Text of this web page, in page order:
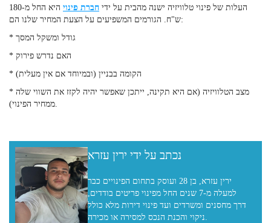
העלות של פינוי טלוויזיה ישנה מהבית על ידי חברת פינוי
היא החל מ-180
ש"ח. הגורמים המשפיעים על הצעת המחיר שלנו הם:
* גודל ומשקל המסך
* האם נדרש פירוק
* הקומה בבניין (ובמיוחד אם אין מעלית)
* מצב הטלוויזיה (אם היא תקינה, ייתכן שאפשר יהיה לקזז את השווי שלה
נכתב על ידי ירין עזרא
ירין עזרא, בן 28 ועוסק בתחום הפינויים כבר
למעלה מ-7 שנים החל מפינוי פריטים בודדים,
דרך מחסנים ומשרדים ועד פינוי דירות מלא כולל
ניקוי והכנת הנכס למסירה או מכירה.